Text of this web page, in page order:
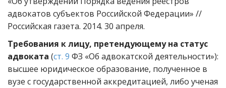
адвокатов субъектов Российской Федерации» //
Российская газета. 2014. 30 апреля.
Требования к лицу, претендующему на статус
адвоката (ст. 9 ФЗ «Об адвокатской деятельности»):
высшее юридическое образование, полученное в
вузе с государственной аккредитацией, либо ученая